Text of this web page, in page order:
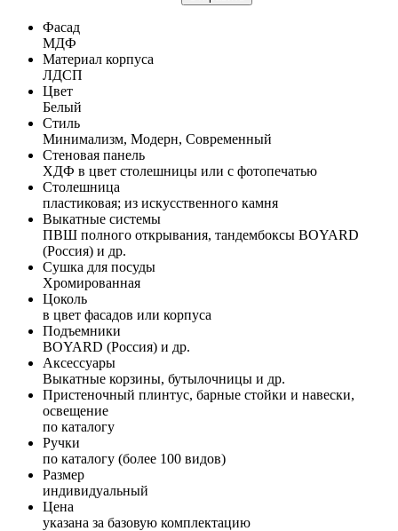
Фасад
МДФ
Материал корпуса
ЛДСП
Цвет
Белый
Стиль
Минимализм, Модерн, Современный
Стеновая панель
ХДФ в цвет столешницы или с фотопечатью
Столешница
пластиковая; из искусственного камня
Выкатные системы
ПВШ полного открывания, тандембоксы BOYARD
(Россия) и др.
Сушка для посуды
Хромированная
Цоколь
в цвет фасадов или корпуса
Подъемники
BOYARD (Россия) и др.
Аксессуары
Выкатные корзины, бутылочницы и др.
Пристеночный плинтус, барные стойки и навески,
освещение
по каталогу
Ручки
по каталогу (более 100 видов)
Размер
индивидуальный
Цена
указана за базовую комплектацию